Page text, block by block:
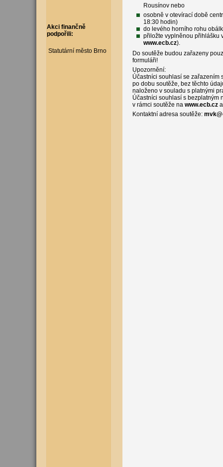
Akci finančně
podpořili:
Statutární město Brno
Rousínov nebo
osobně v otevírací době
18:30 hodin)
do levého horního rohu
přiložte vyplněnou přihlášku
www.ecb.cz).
Do soutěže budou zařazeny
formuláři!
Upozornění:
Účastníci souhlasí se zařazením
po dobu soutěže, bez těchto
naloženo v souladu s platnými
Účastníci souhlasí s bezplatným
v rámci soutěže na www.ecb.cza
Kontaktní adresa soutěže: mvk@